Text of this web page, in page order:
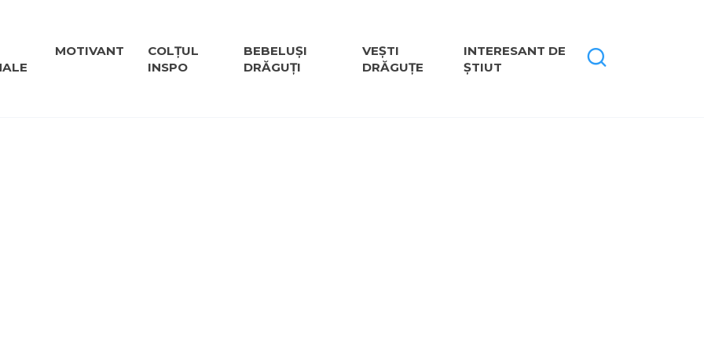
MOTIVANT
COLȚUL
INSPO
BEBELUȘI
DRĂGUȚI
VEȘTI
DRĂGUȚE
INTERESANT DE
ȘTIUT